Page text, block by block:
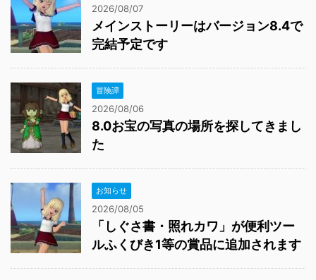
2026/08/07
メインストーリーはバージョン8.4で
完結予定です
冒険譚
2026/08/06
8.0お宝の写真の場所を探してきまし
た
お知らせ
2026/08/05
「しぐさ書・照れカワ」が便利ツー
ルふくびき1等の賞品に追加されます